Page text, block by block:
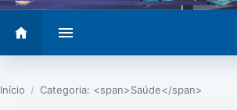
menu
Início / Categoria: <span>Saúde</span>